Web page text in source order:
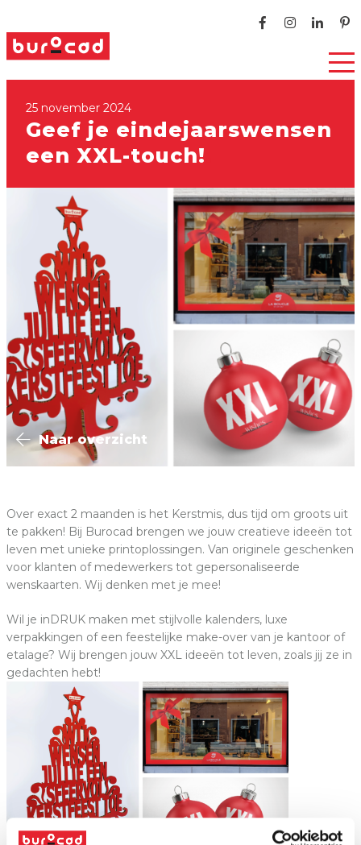
25 november 2024
Geef je eindejaarswensen
een XXL-touch!
Naar overzicht
Over exact 2 maanden is het Kerstmis, dus tijd om groots uit
te pakken! Bij Burocad brengen we jouw creatieve ideeën tot
leven met unieke printoplossingen. Van originele geschenken
voor klanten of medewerkers tot gepersonaliseerde
wenskaarten. Wij denken met je mee!
Wil je inDRUK maken met stijlvolle kalenders, luxe
verpakkingen of een feestelijke make-over van je kantoor of
etalage? Wij brengen jouw XXL ideeën tot leven, zoals jij ze in
gedachten hebt!